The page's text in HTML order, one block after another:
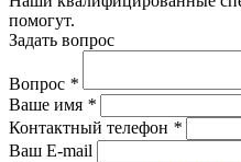
помогут.
Задать вопрос
Вопрос *
Ваше имя *
Контактный телефон *
Ваш E-mail